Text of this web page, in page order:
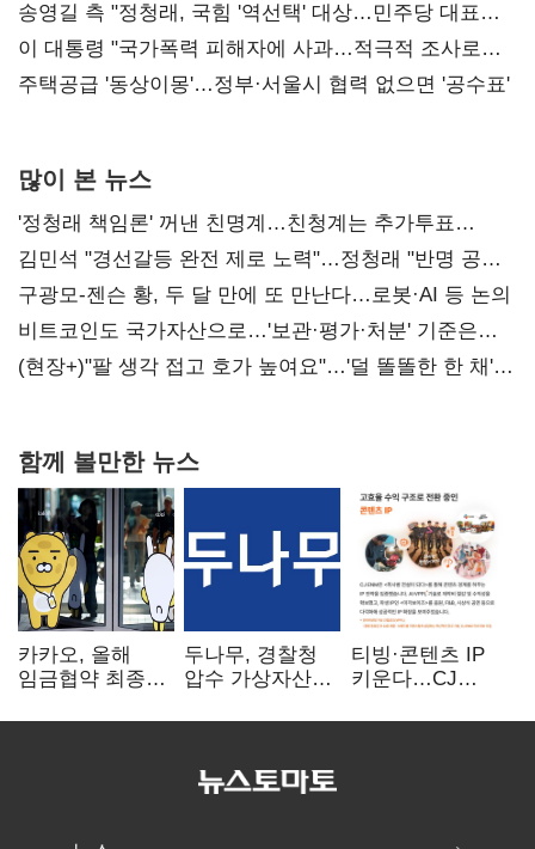
리모델링' 제안
송영길 측 "정청래, 국힘 '역선택' 대상…민주당 대표로
총선 지휘 못해"
이 대통령 "국가폭력 피해자에 사과…적극적 조사로
진실 밝혀야"
주택공급 '동상이몽'…정부·서울시 협력 없으면 '공수표'
많이 본 뉴스
'정청래 책임론' 꺼낸 친명계…친청계는 추가투표
때리기
김민석 "경선갈등 완전 제로 노력"…정청래 "반명 공세
사과부터"
구광모-젠슨 황, 두 달 만에 또 만난다…로봇·AI 등 논의
비트코인도 국가자산으로…'보관·평가·처분' 기준은
숙제
(현장+)"팔 생각 접고 호가 높여요"…'덜 똘똘한 한 채'
함께 볼만한 뉴스
카카오, 올해
임금협약 최종
인상·격려금
두나무, 경찰청
압수 가상자산
커스터디 사업
티빙·콘텐츠 IP
키운다…CJ
글로벌 확장 가속